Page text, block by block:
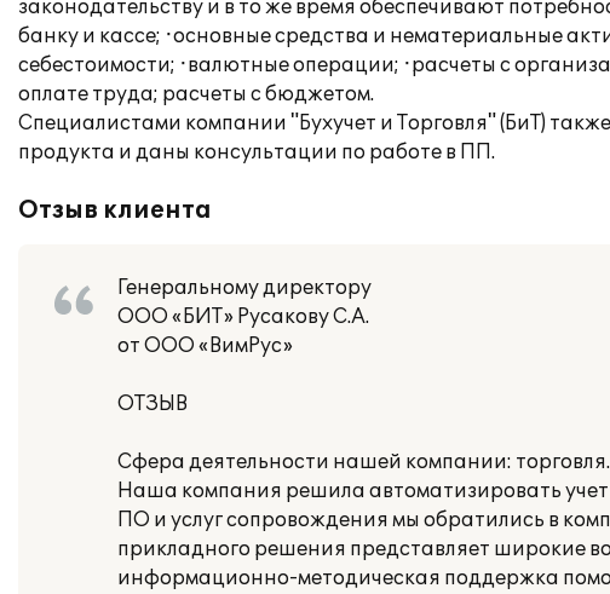
законодательству и в то же время обеспечивают
банку и кассе; ·основные средства и нематериальные
себестоимости; ·валютные операции; ·расчеты с
оплате труда; расчеты с бюджетом.
Специалистами компании "Бухучет и Торговля" (БиТ)
продукта и даны консультации по работе в ПП.
Отзыв клиента
Генеральному директору
ООО «БИТ» Русакову С.А.
от ООО «ВимРус»
ОТЗЫВ
Сфера деятельности нашей компании: торговля.
Наша компания решила автоматизировать
ПО и услуг сопровождения мы обратились в
прикладного решения представляет широкие
информационно-методическая поддержка